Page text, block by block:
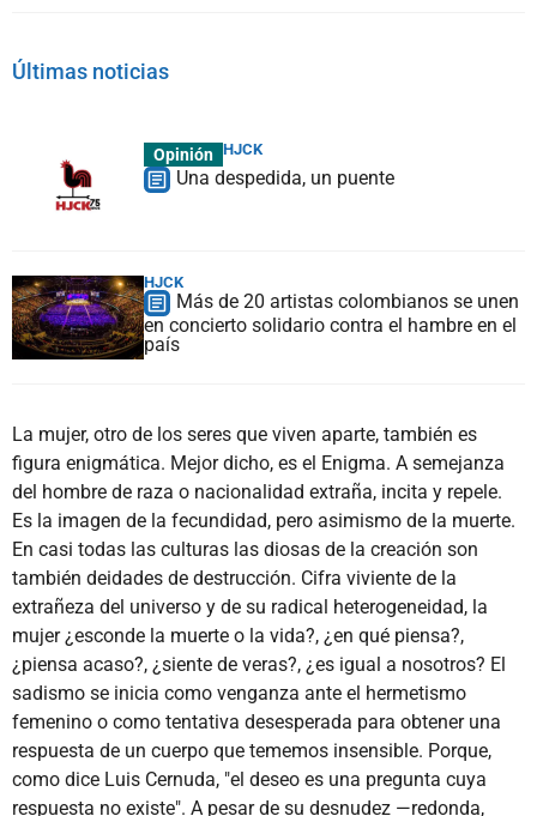
Últimas noticias
Opinión HJCK
Una despedida, un puente
HJCK
Más de 20 artistas colombianos se unen
en concierto solidario contra el hambre en el
país
La mujer, otro de los seres que viven aparte, también es
figura enigmática. Mejor dicho, es el Enigma. A semejanza
del hombre de raza o nacionalidad extraña, incita y repele.
Es la imagen de la fecundidad, pero asimismo de la muerte.
En casi todas las culturas las diosas de la creación son
también deidades de destrucción. Cifra viviente de la
extrañeza del universo y de su radical heterogeneidad, la
mujer ¿esconde la muerte o la vida?, ¿en qué piensa?,
¿piensa acaso?, ¿siente de veras?, ¿es igual a nosotros? El
sadismo se inicia como venganza ante el hermetismo
femenino o como tentativa desesperada para obtener una
respuesta de un cuerpo que tememos insensible. Porque,
como dice Luis Cernuda, "el deseo es una pregunta cuya
respuesta no existe". A pesar de su desnudez —redonda,